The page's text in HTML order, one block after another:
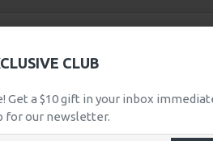
CLUB
Get a $10 gift in your inbox
for our newsletter.